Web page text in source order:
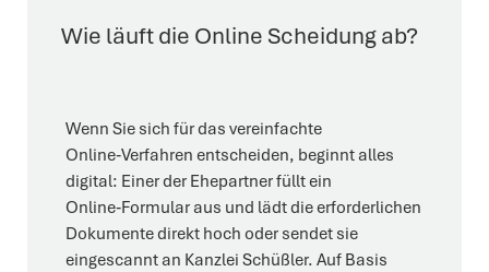
Wie läuft die Online Scheidung ab?
Wenn Sie sich für das vereinfachte
Online‑Verfahren entscheiden, beginnt alles
digital: Einer der Ehepartner füllt ein
Online‑Formular aus und lädt die erforderlichen
Dokumente direkt hoch oder sendet sie
eingescannt an Kanzlei Schüßler. Auf Basis